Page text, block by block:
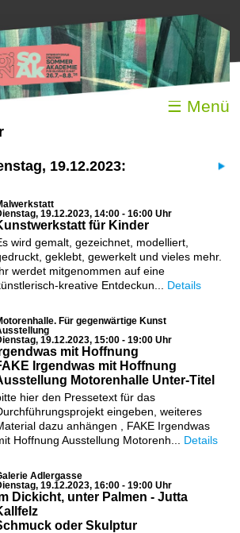
☰ Menü
19.12.2023:
19.12.2023, 14:00 - 16:00 Uhr
für Kinder
wird gemalt, gezeichnet, modelliert,
geklebt, gewerkelt und vieles mehr.
werdet mitgenommen auf eine
kreative Entdeckun... Details
Für gegenwärtige Kunst
19.12.2023, 15:00 - 19:00 Uhr
mit Hoffnung
Irgendwas mit Hoffnung
Motorenhalle Unter-Titel
hier den Pressetext für das
eingeben, weiteres
dazu anhängen , FAKE Irgendwas
Hoffnung Ausstellung Motorenh... Details
Adlergasse
19.12.2023, 16:00 - 19:00 Uhr
Dickicht, unter Palmen - Jutta
oder Skulptur